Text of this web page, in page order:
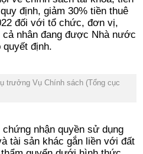
định, giảm 30% tiền thuê
đối với tổ chức, đơn vị,
cả nhân đang được Nhà nước
định.
trưởng Vụ Chính sách (Tổng cục
nhận quyền sử dụng
tài sản khác gắn liền với đất